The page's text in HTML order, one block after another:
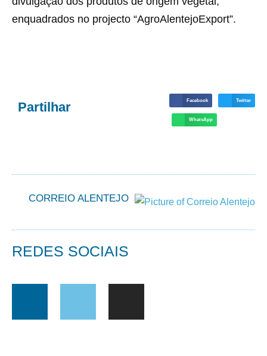
enquadrados no projecto “AgroAlentejoExport”.
Partilhar Facebook Twitter
WhatsApp
CORREIO ALENTEJO
REDES SOCIAIS